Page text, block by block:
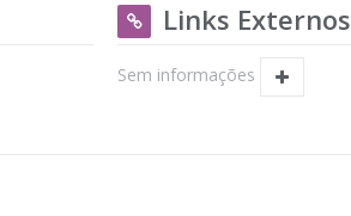
Links Externos
Sem informações